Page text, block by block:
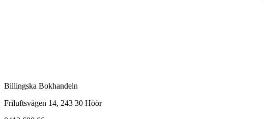
Billingska Bokhandeln
Friluftsvägen 14, 243 30 Höör